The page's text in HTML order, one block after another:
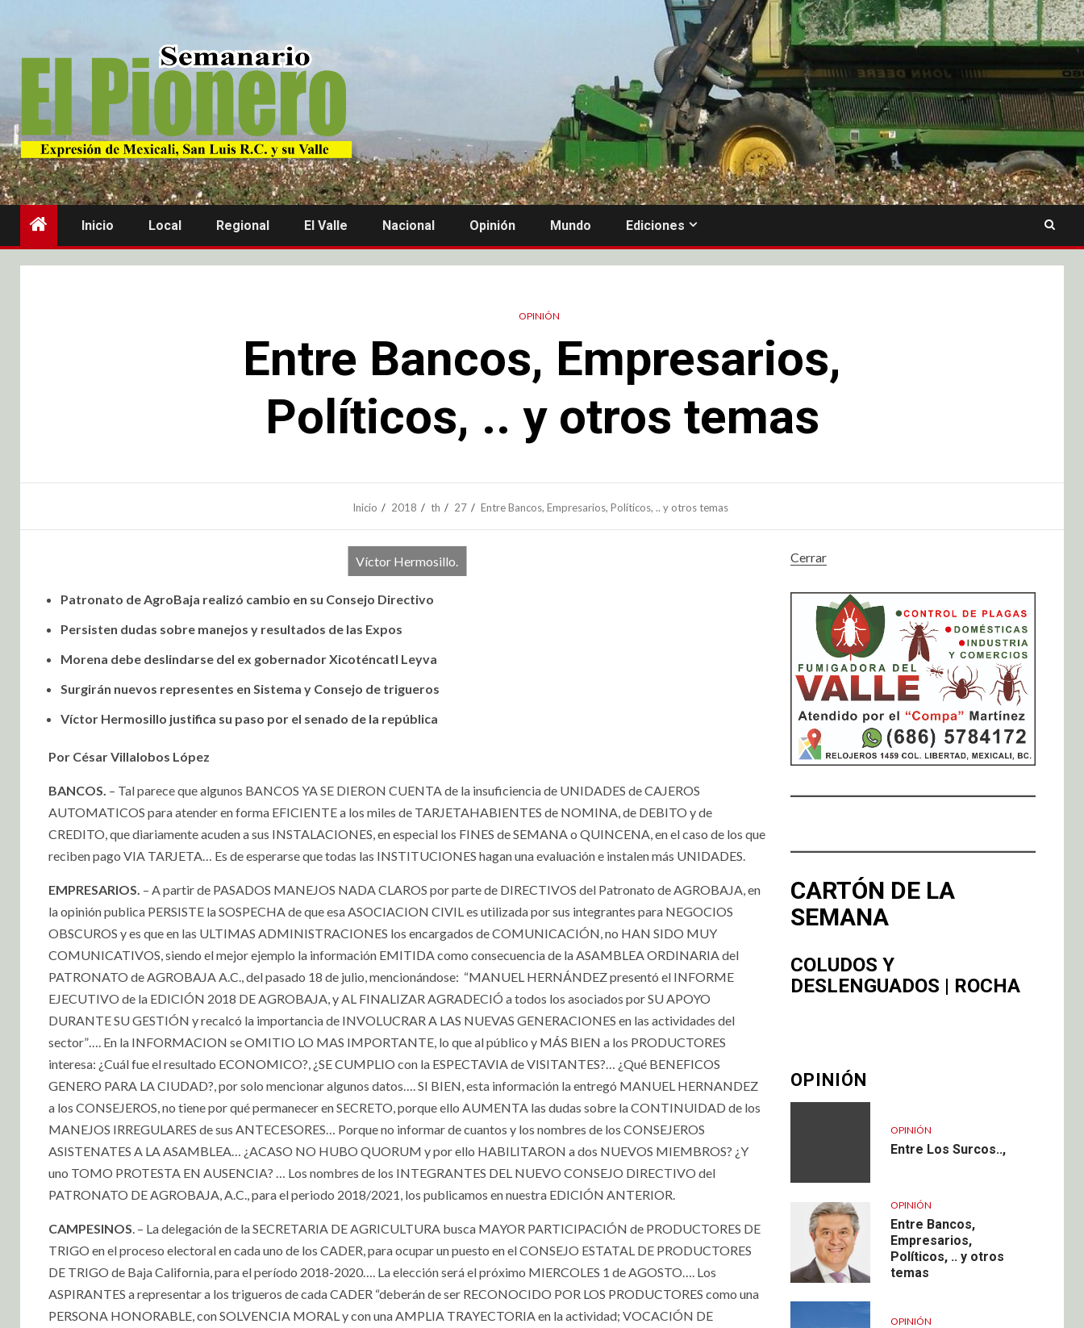
Inicio Local Regional El Valle Nacional Opinión Mundo Ediciones
OPINIÓN
Entre Bancos, Empresarios,
Políticos, .. y otros temas
Inicio 2018 th 27 Entre Bancos, Empresarios, Políticos, .. y otros temas
Víctor Hermosillo.
Patronato de AgroBaja realizó cambio en su Consejo Directivo
Persisten dudas sobre manejos y resultados de las Expos
Morena debe deslindarse del ex gobernador Xicoténcatl Leyva
Surgirán nuevos representes en Sistema y Consejo de trigueros
Víctor Hermosillo justifica su paso por el senado de la república
Por César Villalobos López
BANCOS. – Tal parece que algunos BANCOS YA SE DIERON CUENTA de la insuficiencia de UNIDADES de CAJEROS
AUTOMATICOS para atender en forma EFICIENTE a los miles de TARJETAHABIENTES de NOMINA, de DEBITO y de
CREDITO, que diariamente acuden a sus INSTALACIONES, en especial los FINES de SEMANA o QUINCENA, en el caso de los que
reciben pago VIA TARJETA… Es de esperarse que todas las INSTITUCIONES hagan una evaluación e instalen más UNIDADES.
EMPRESARIOS. – A partir de PASADOS MANEJOS NADA CLAROS por parte de DIRECTIVOS del Patronato de AGROBAJA, en
la opinión publica PERSISTE la SOSPECHA de que esa ASOCIACION CIVIL es utilizada por sus integrantes para NEGOCIOS
OBSCUROS y es que en las ULTIMAS ADMINISTRACIONES los encargados de COMUNICACIÓN, no HAN SIDO MUY
COMUNICATIVOS, siendo el mejor ejemplo la información EMITIDA como consecuencia de la ASAMBLEA ORDINARIA del
PATRONATO de AGROBAJA A.C., del pasado 18 de julio, mencionándose: “MANUEL HERNÁNDEZ presentó el INFORME
EJECUTIVO de la EDICIÓN 2018 DE AGROBAJA, y AL FINALIZAR AGRADECIÓ a todos los asociados por SU APOYO
DURANTE SU GESTIÓN y recalcó la importancia de INVOLUCRAR A LAS NUEVAS GENERACIONES en las actividades del
sector”…. En la INFORMACION se OMITIO LO MAS IMPORTANTE, lo que al público y MÁS BIEN a los PRODUCTORES
interesa: ¿Cuál fue el resultado ECONOMICO?, ¿SE CUMPLIO con la ESPECTAVIA de VISITANTES?… ¿Qué BENEFICOS
GENERO PARA LA CIUDAD?, por solo mencionar algunos datos…. SI BIEN, esta información la entregó MANUEL HERNANDEZ
a los CONSEJEROS, no tiene por qué permanecer en SECRETO, porque ello AUMENTA las dudas sobre la CONTINUIDAD de los
MANEJOS IRREGULARES de sus ANTECESORES… Porque no informar de cuantos y los nombres de los CONSEJEROS
ASISTENATES A LA ASAMBLEA… ¿ACASO NO HUBO QUORUM y por ello HABILITARON a dos NUEVOS MIEMBROS? ¿Y
uno TOMO PROTESTA EN AUSENCIA? … Los nombres de los INTEGRANTES DEL NUEVO CONSEJO DIRECTIVO del
PATRONATO DE AGROBAJA, A.C., para el periodo 2018/2021, los publicamos en nuestra EDICIÓN ANTERIOR.
CAMPESINOS. – La delegación de la SECRETARIA DE AGRICULTURA busca MAYOR PARTICIPACIÓN de PRODUCTORES DE
TRIGO en el proceso electoral en cada uno de los CADER, para ocupar un puesto en el CONSEJO ESTATAL DE PRODUCTORES
DE TRIGO de Baja California, para el período 2018-2020…. La elección será el próximo MIERCOLES 1 de AGOSTO…. Los
ASPIRANTES a representar a los trigueros de cada CADER “deberán de ser RECONOCIDO POR LOS PRODUCTORES como una
PERSONA HONORABLE, con SOLVENCIA MORAL y con una AMPLIA TRAYECTORIA en la actividad; VOCACIÓN DE
Cerrar
CARTÓN DE LA
SEMANA
COLUDOS Y
DESLENGUADOS | ROCHA
OPINIÓN
OPINIÓN
Entre Los Surcos..,
OPINIÓN
Entre Bancos,
Empresarios,
Políticos, .. y otros
temas
OPINIÓN